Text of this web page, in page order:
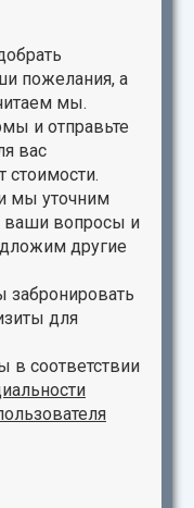
пожелания, а
мы.
и отправьте
вас
стоимости.
мы уточним
ваши вопросы и
другие
забронировать
для
соответствии